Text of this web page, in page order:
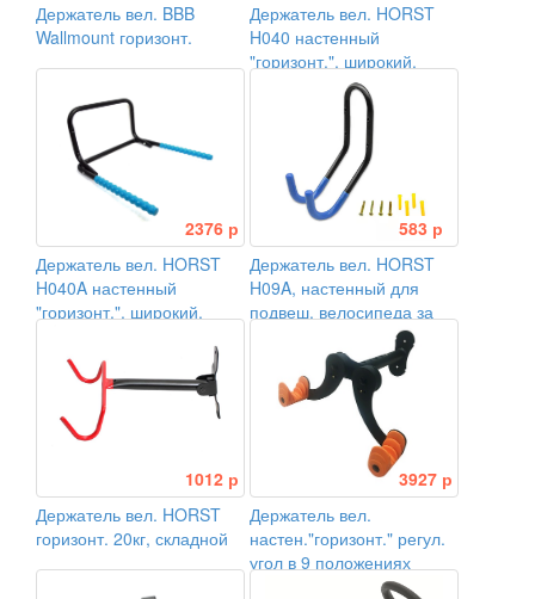
Держатель вел. BBB
Wallmount горизонт.
Держатель вел. HORST
H040 настенный
"горизонт.", широкий,
складной, черный
2376 р
Держатель вел. HORST
H040A настенный
"горизонт.", широкий,
583 р
Держатель вел. HORST
H09A, настенный для
подвеш. велосипеда за
1012 р
Держатель вел. HORST
горизонт. 20кг, складной
3927 р
Держатель вел.
настен."горизонт." регул.
угол в 9 положениях
сталь, черно-оранжевый